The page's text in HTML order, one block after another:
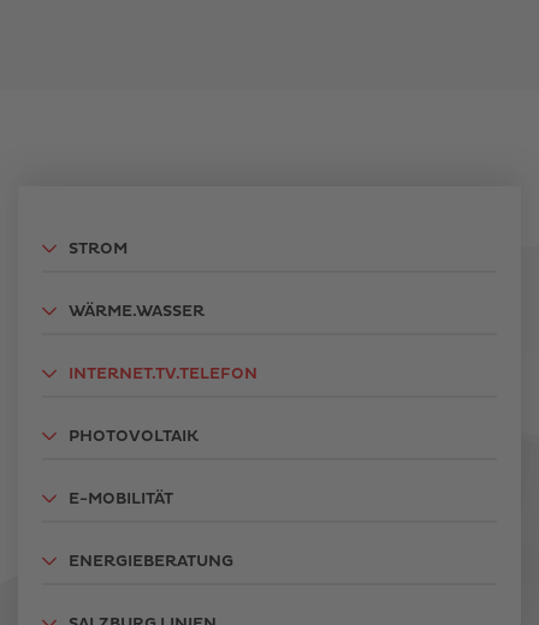
STROM
WÄRME.WASSER
INTERNET.TV.TELEFON
PHOTOVOLTAIK
E-MOBILITÄT
ENERGIEBERATUNG